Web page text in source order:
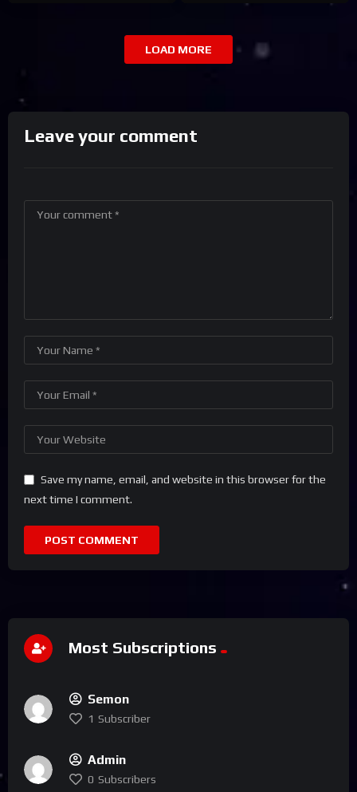
LOAD MORE
Leave your comment
Save my name, email, and website in this browser for the
next time I comment.
Most Subscriptions
Semon
1 Subscriber
Admin
0 Subscribers